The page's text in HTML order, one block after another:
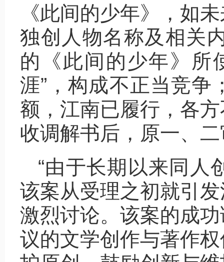
《此间的少年》，如
独创人物名称及相关
的《此间的少年》所
涯”，构成不正当竞争
额，江南已履行，各
收调解书后，原一、
“由于长期以来同人
该案从受理之初就引
激烈讨论。该案的成
议的文学创作与著作